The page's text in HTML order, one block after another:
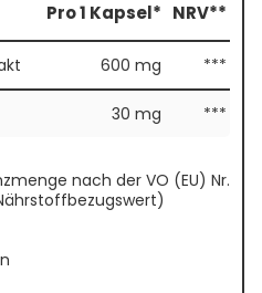
Pro 1 Kapsel* NRV**
600 mg ***
30 mg ***
nach der VO (EU) Nr.